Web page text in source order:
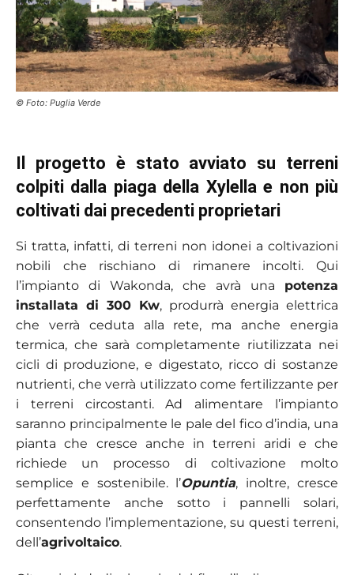
© Foto: Puglia Verde
Il progetto è stato avviato su terreni
colpiti dalla piaga della Xylella e non più
coltivati dai precedenti proprietari
Si tratta, infatti, di terreni non idonei a coltivazioni
nobili che rischiano di rimanere incolti. Qui
l’impianto di Wakonda, che avrà una potenza
installata di 300 Kw, produrrà energia elettrica
che verrà ceduta alla rete, ma anche energia
termica, che sarà completamente riutilizzata nei
cicli di produzione, e digestato, ricco di sostanze
nutrienti, che verrà utilizzato come fertilizzante per
i terreni circostanti. Ad alimentare l’impianto
saranno principalmente le pale del fico d’india, una
pianta che cresce anche in terreni aridi e che
richiede un processo di coltivazione molto
semplice e sostenibile. l’Opuntia, inoltre, cresce
perfettamente anche sotto i pannelli solari,
consentendo l’implementazione, su questi terreni,
dell’agrivoltaico.